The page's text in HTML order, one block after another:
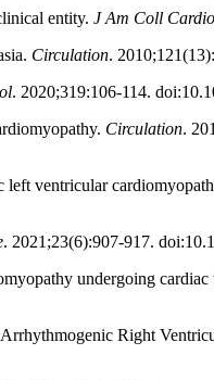
entity. J Am Coll
Circulation.
. 2020;319:106-114.
Circulation.
ventricular
. 2021;23(6):907-917.
undergoing
Right